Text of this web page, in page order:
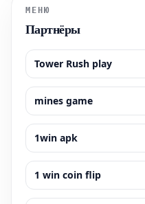
МЕНЮ
Партнёры
Tower Rush play
mines game
1win apk
1 win coin flip